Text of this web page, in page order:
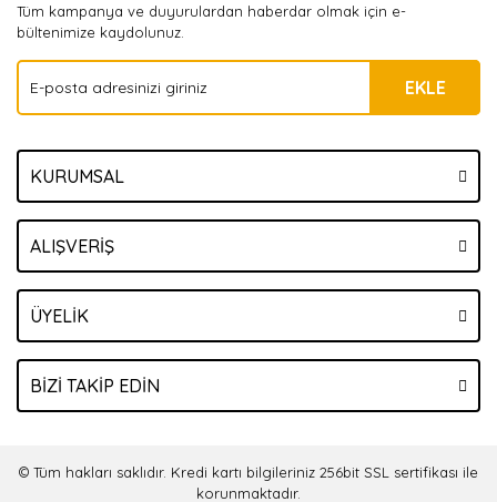
Tüm kampanya ve duyurulardan haberdar olmak için e-
bültenimize kaydolunuz.
EKLE
KURUMSAL
ALIŞVERİŞ
ÜYELİK
BİZİ TAKİP EDİN
© Tüm hakları saklıdır. Kredi kartı bilgileriniz 256bit SSL sertifikası ile
korunmaktadır.